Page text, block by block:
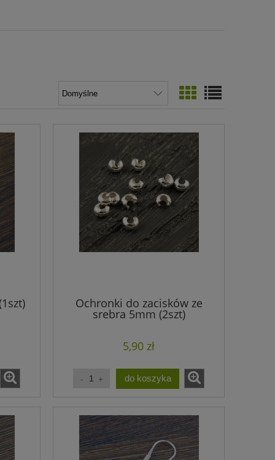
Ochronki do zacisków ze
srebra 5mm (2szt)
5,90 zł
do koszyka